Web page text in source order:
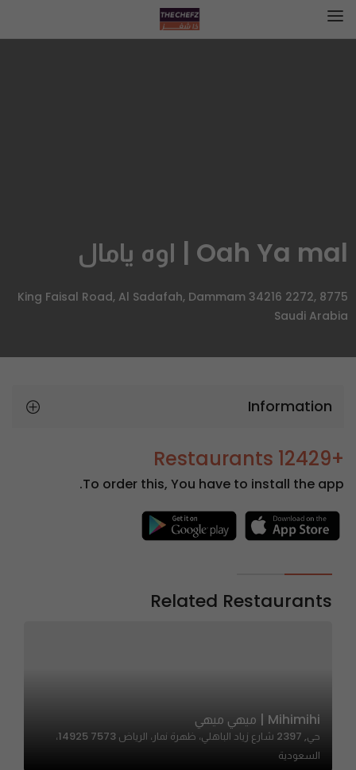
Oah Ya mal | اوه يامال
8775 King Faisal Road, Al Sadafah, Dammam 34216 2272,
Saudi Arabia
Information
+12429 Restaurants
To order this, You have to install the app.
Related Restaurants
Mihimihi | ميهي ميهي
حي, 2397 شارع زياد الباهلي، ظهرة نمار، الرياض 14925 7573،
السعودية